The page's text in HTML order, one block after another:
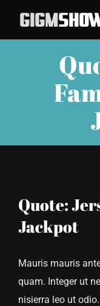
Quote:
Jackpot
Mauris mauris
quam. Integer ut
nisierra leo ut